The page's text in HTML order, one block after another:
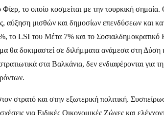
Φίερ, το οποίο κοσμείται με την τουρκική
αύξηση μισθών και δημοσίων επενδύσεων και
το LSI του Μέτα 7% και το
δοκιμαστεί σε διλήμματα ανάμεσα στη Δύση
στα Βαλκάνια, δεν ενδιαφέρονται για
στρατό και στην εξωτερική πολιτική.
για Ειδικές Οικονομικές Ζώνες και